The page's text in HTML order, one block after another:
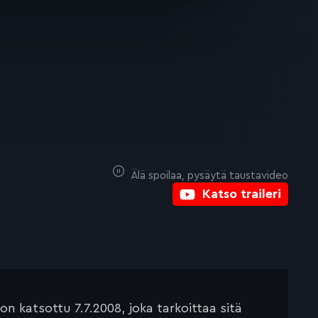
Katso traileri
Älä spoilaa, pysäytä taustavideo
katsottu 7.7.2008, joka tarkoittaa sitä